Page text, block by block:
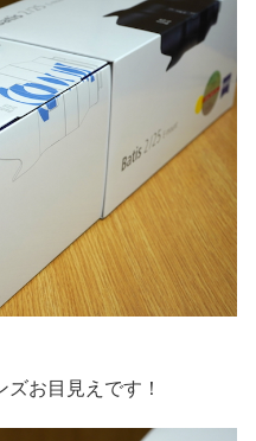
お目見えです！